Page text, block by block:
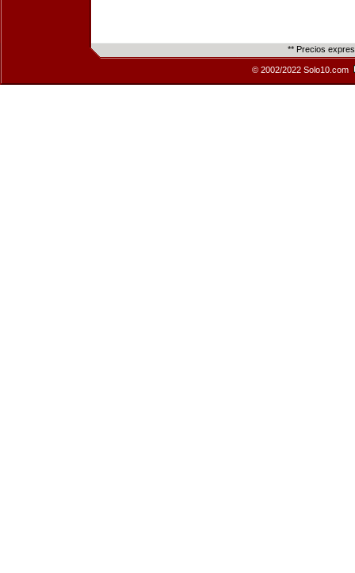
** Precios
© 2002/2022 Solo10.com